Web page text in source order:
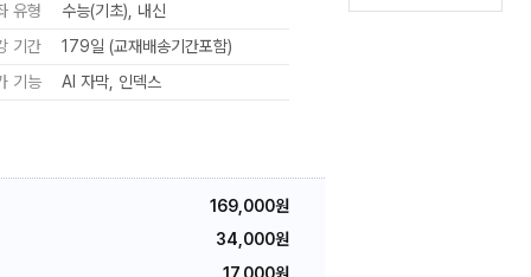
유형
수능(기초), 내신
기간
179일 (교재배송기간포함)
기능 AI 자막 인덱스
169,000원
34,000원
17,000원